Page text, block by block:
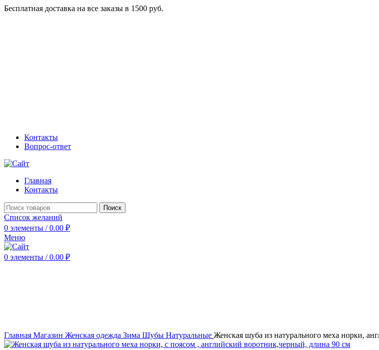
Бесплатная доставка на все заказы в 1500 руб.
Контакты
Вопрос-ответ
Главная
Контакты
Поиск
Список желаний
0 элементы / 0.00 ₽
Меню
0 элементы / 0.00 ₽
Главная Магазин Женская одежда Зима Шубы Натуральные Женская шуба из натурального меха норки,